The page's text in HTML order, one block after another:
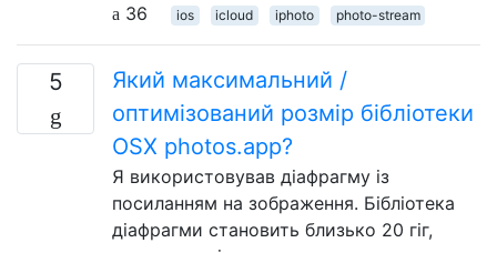
36
ios icloud iphoto photo-stream
5
Який максимальний /
оптимізований розмір бібліотеки
OSX photos.app?
Я використовував діафрагму із
посиланням на зображення. Бібліотека
діафрагми становить близько 20 гіг,